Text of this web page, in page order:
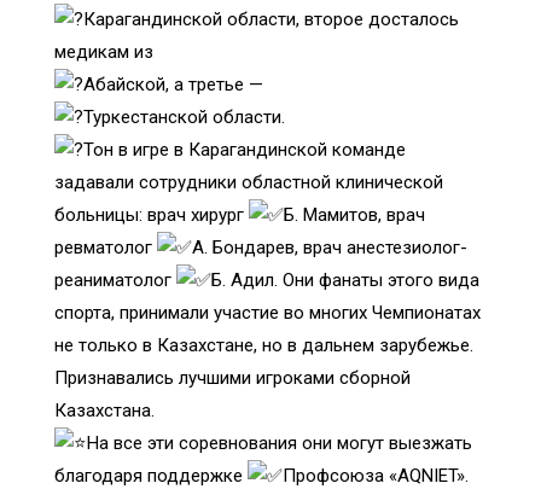
Карагандинской области, второе досталось
медикам из
Абайской, а третье —
Туркестанской области.
Тон в игре в Карагандинской команде
задавали сотрудники областной клинической
больницы: врач хирург
Б. Мамитов, врач
ревматолог
А. Бондарев, врач анестезиолог-
реаниматолог
Б. Адил. Они фанаты этого вида
спорта, принимали участие во многих Чемпионатах
не только в Казахстане, но в дальнем зарубежье.
Признавались лучшими игроками сборной
Казахстана.
На все эти соревнования они могут выезжать
благодаря поддержке
Профсоюза «AQNIET».